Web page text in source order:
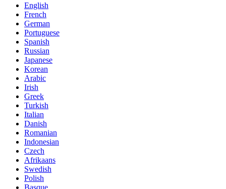
English
French
German
Portuguese
Spanish
Russian
Japanese
Korean
Arabic
Irish
Greek
Turkish
Italian
Danish
Romanian
Indonesian
Czech
Afrikaans
Swedish
Polish
Basque